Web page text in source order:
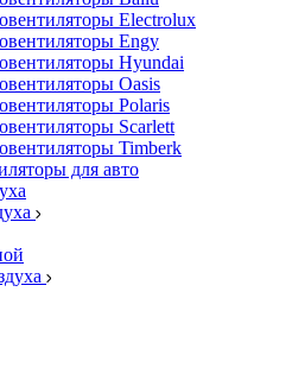
Electrolux
Engy
Hyundai
Oasis
Polaris
Scarlett
Timberk
для авто